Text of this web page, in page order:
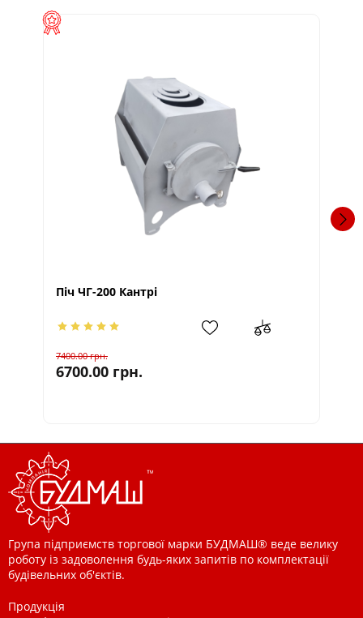
Піч ЧГ-200 Кантрі
7400.00грн.
6700.00 грн.
Група підприємств торгової марки БУДМАШ® веде велику
роботу із задоволення будь-яких запитів по комплектації
будівельних об'єктів.
Продукція